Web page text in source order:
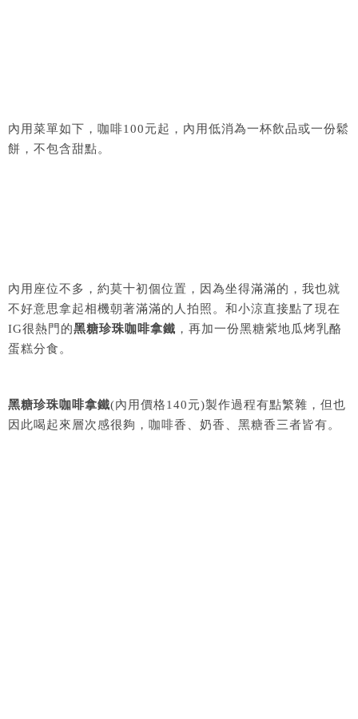
內用菜單如下，咖啡100元起，內用低消為一杯飲品或一份鬆
餅，不包含甜點。
內用座位不多，約莫十初個位置，因為坐得滿滿的，我也就
不好意思拿起相機朝著滿滿的人拍照。和小涼直接點了現在
IG很熱門的黑糖珍珠咖啡拿鐵 ，再加一份黑糖紫地瓜烤乳酪
蛋糕分食。
黑糖珍珠咖啡拿鐵(內用價格140元)製作過程有點繁雜，但也
因此喝起來層次感很夠，咖啡香、奶香、黑糖香三者皆有。